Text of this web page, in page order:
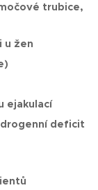
trubice,
u žen
ejakulací
deficit